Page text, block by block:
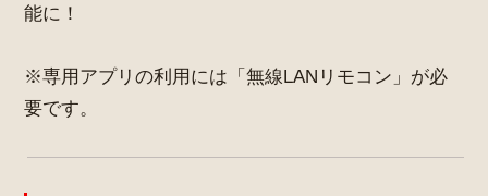
能に！
※専用アプリの利用には「無線LANリモコン」が必
要です。